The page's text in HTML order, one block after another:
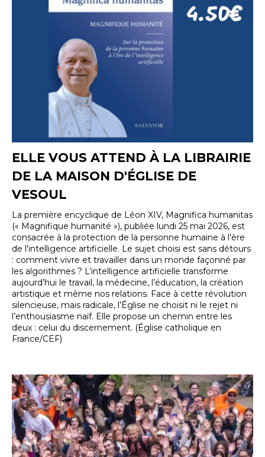
ELLE VOUS ATTEND À LA LIBRAIRIE
DE LA MAISON D'ÉGLISE DE
VESOUL
La première encyclique de Léon XIV, Magnifica humanitas
(« Magnifique humanité »), publiée lundi 25 mai 2026, est
consacrée à la protection de la personne humaine à l'ère
de l'intelligence artificielle. Le sujet choisi est sans détours
: comment vivre et travailler dans un monde façonné par
les algorithmes ? L’intelligence artificielle transforme
aujourd’hui le travail, la médecine, l’éducation, la création
artistique et même nos relations. Face à cette révolution
silencieuse, mais radicale, l’Église ne choisit ni le rejet ni
l’enthousiasme naïf. Elle propose un chemin entre les
deux : celui du discernement. (Église catholique en
France/CEF)